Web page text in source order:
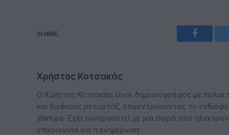
SHARE.
Χρήστος Κοτσακάς
Ο Χρήστος Κοτσακάς είναι δημοσιογράφος με
και διεθνούς ρεπορτάζ, επικεντρώνοντας το
startups. Έχει συνεργαστεί με μια σειρά από
επικοινωνία και η ενημέρωση